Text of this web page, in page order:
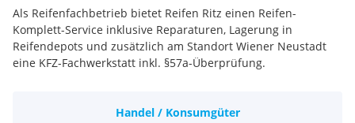
Als Reifenfachbetrieb bietet Reifen Ritz einen Reifen-
Komplett-Service inklusive Reparaturen, Lagerung in
Reifendepots und zusätzlich am Standort Wiener Neustadt
eine KFZ-Fachwerkstatt inkl. §57a-Überprüfung.
Handel / Konsumgüter